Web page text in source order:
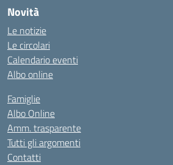
Novità
Le notizie
Le circolari
Calendario eventi
Albo online
Famiglie
Albo Online
Amm. trasparente
Tutti gli argomenti
Contatti